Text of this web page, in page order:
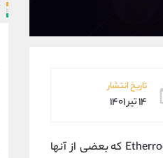
تاریخ انتشار
۱۴ تیر ۱۴۰۱
بازار کریپتو مملو از پروژه های جدید NFT است، CryptoPunks، Bored Apes و Etherrocks که بعضی از آنها